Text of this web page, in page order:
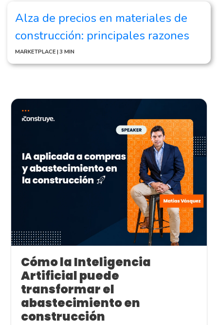
Alza de precios en materiales de
construcción: principales razones
MARKETPLACE | 3 MIN
Cómo la Inteligencia
Artificial puede
transformar el
abastecimiento en
construcción